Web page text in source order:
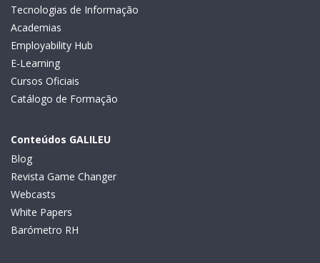
Tecnologias de Informação
Academias
Employability Hub
E-Learning
Cursos Oficiais
Catálogo de Formação
Conteúdos GALILEU
Blog
Revista Game Changer
Webcasts
White Papers
Barómetro RH